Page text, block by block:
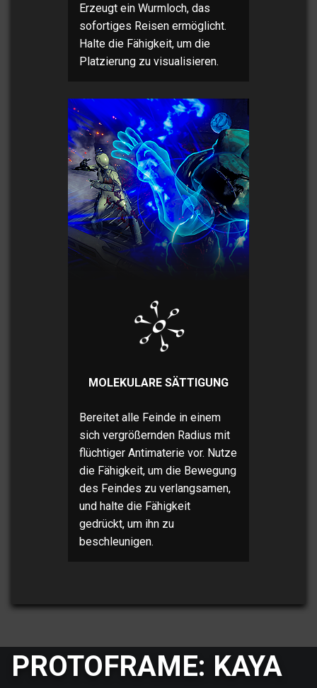
Erzeugt ein Wurmloch, das
sofortiges Reisen ermöglicht.
Halte die Fähigkeit, um die
Platzierung zu visualisieren.
MOLEKULARE SÄTTIGUNG
Bereitet alle Feinde in einem
sich vergrößernden Radius mit
flüchtiger Antimaterie vor. Nutze
die Fähigkeit, um die Bewegung
des Feindes zu verlangsamen,
und halte die Fähigkeit
gedrückt, um ihn zu
beschleunigen.
PROTOFRAME: KAYA